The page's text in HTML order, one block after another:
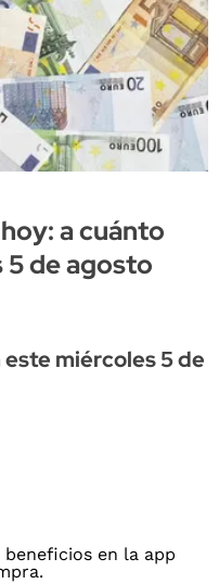
a cuánto
de agosto
miércoles 5 de